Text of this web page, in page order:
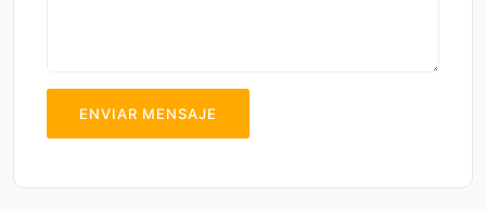
ENVIAR MENSAJE